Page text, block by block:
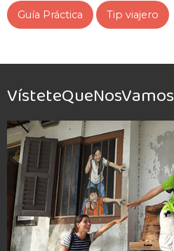
Guía Práctica Tip viajero
VísteteQueNosVamos